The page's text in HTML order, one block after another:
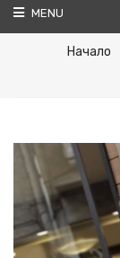
MENU
Начало